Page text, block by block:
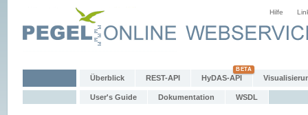
Hilfe
Überblick REST-API HyDAS-API
User's Guide Dokumentation WSDL